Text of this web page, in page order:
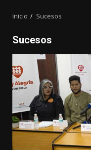
Inicio Sucesos
Sucesos